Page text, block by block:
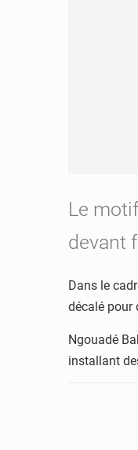
Le
devant
Dans le
décalé pour
Ngouadé
installant